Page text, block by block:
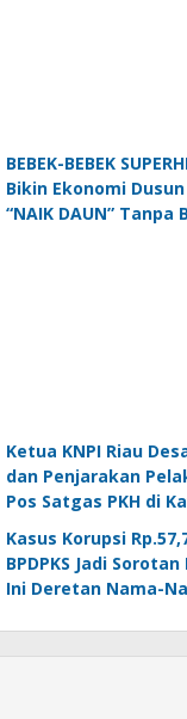
BEBEK-BEBEK
Bikin Ekonomi
“NAIK DAUN” Tanpa
Ketua KNPI Riau
dan Penjarakan
Pos Satgas PKH di
Larshen Yunus:
Sendiri”
Kasus Korupsi
BPDPKS Jadi
Ini Deretan Nama-
Biodiesel